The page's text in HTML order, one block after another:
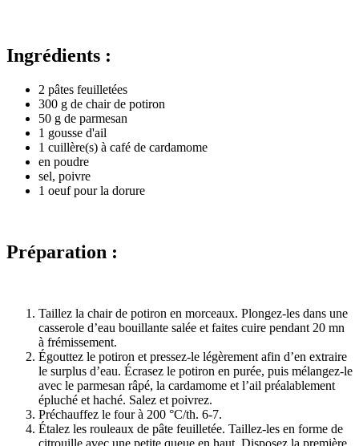
Ingrédients :
2 pâtes feuilletées
300 g de chair de potiron
50 g de parmesan
1 gousse d'ail
1 cuillère(s) à café de cardamome
en poudre
sel, poivre
1 oeuf pour la dorure
Préparation :
Taillez la chair de potiron en morceaux. Plongez-les dans une
casserole d’eau bouillante salée et faites cuire pendant 20 mn
à frémissement.
Égouttez le potiron et pressez-le légèrement afin d’en extraire
le surplus d’eau. Écrasez le potiron en purée, puis mélangez-le
avec le parmesan râpé, la cardamome et l’ail préalablement
épluché et haché. Salez et poivrez.
Préchauffez le four à 200 °C/th. 6-7.
Étalez les rouleaux de pâte feuilletée. Taillez-les en forme de
citrouille avec une petite queue en haut. Disposez la première